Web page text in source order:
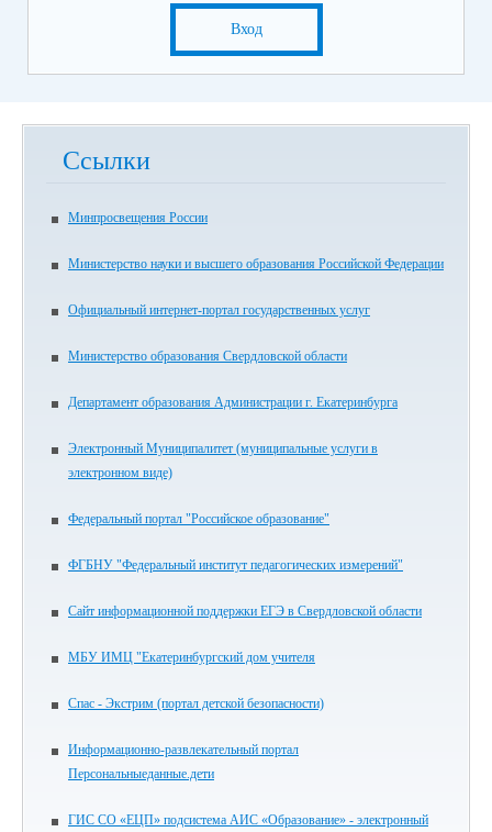
Вход
Ссылки
Минпросвещения России
Министерство науки и высшего образования Российской Федерации
Официальный интернет-портал государственных услуг
Министерство образования Свердловской области
Департамент образования Администрации г. Екатеринбурга
Электронный Муниципалитет (муниципальные услуги в
электронном виде)
Федеральный портал "Российское образование"
ФГБНУ "Федеральный институт педагогических измерений"
Сайт информационной поддержки ЕГЭ в Свердловской области
МБУ ИМЦ "Екатеринбургский дом учителя
Спас - Экстрим (портал детской безопасности)
Информационно-развлекательный портал
Персональныеданные.дети
ГИС СО «ЕЦП» подсистема АИС «Образование» - электронный